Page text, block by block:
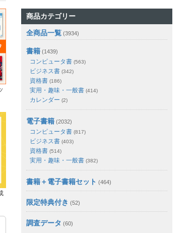
商品カテゴリー
全商品一覧 (3934)
書籍 (1439)
コンピュータ書 (563)
ビジネス書 (342)
資格書 (186)
実用・趣味・一般書 (414)
カレンダー (2)
電子書籍 (2032)
コンピュータ書 (817)
ビジネス書 (403)
資格書 (514)
実用・趣味・一般書 (382)
書籍＋電子書籍セット (464)
限定特典付き (52)
調査データ (60)